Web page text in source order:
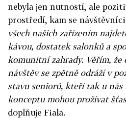
nebyla jen nutností, ale
prostředí, kam se
všech našich zařízením
kávou, dostatek salonků a
komunitní zahrady. Věřím, že
návštěv se zpětně odráží v
stavu seniorů, kteří tak u
konceptu mohou prožívat
doplňuje Fiala.